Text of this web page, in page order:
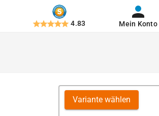
4.83 Mein Konto
Variante wählen